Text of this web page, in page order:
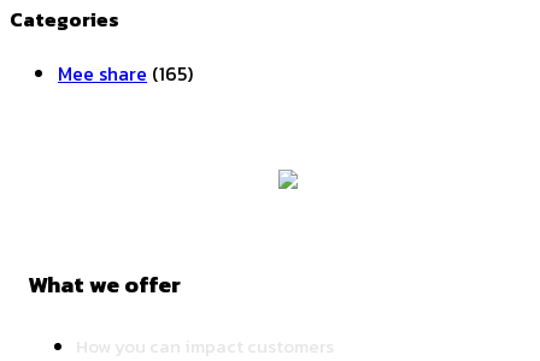
Categories
Mee share (165)
What we offer
How you can impact customers